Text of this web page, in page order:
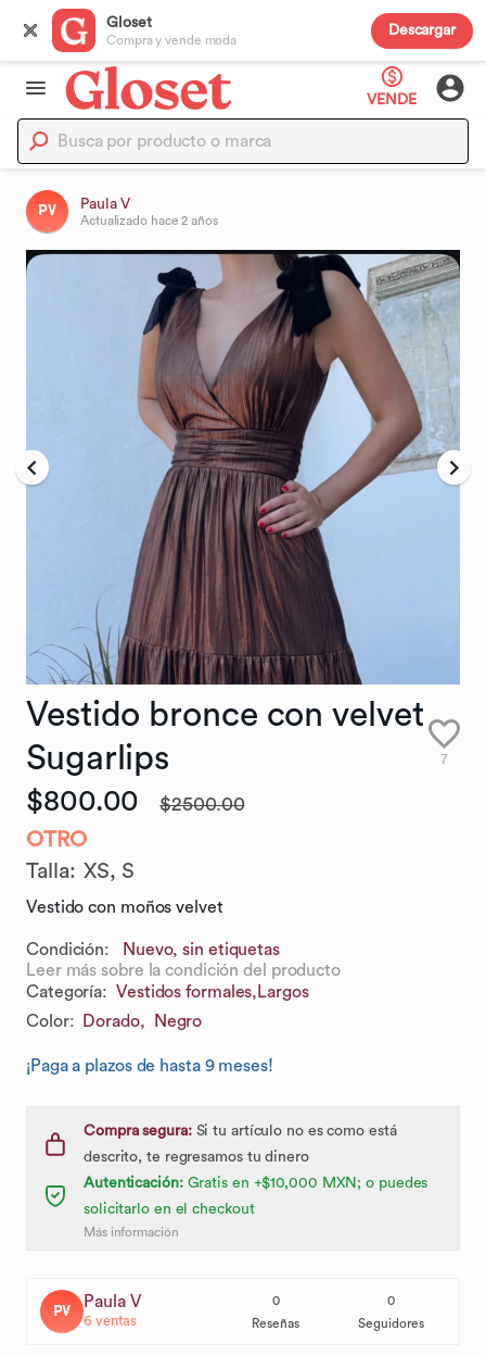
Gloset
Compra y vende moda
Descargar
VENDE
PV Paula V
Actualizado hace 2 años
Vestido bronce con velvet
Sugarlips
7
$800.00 $2500.00
OTRO
Talla: XS, S
Vestido con moños velvet
Condición:
Nuevo, sin etiquetas
Leer más sobre la condición del producto
Categoría: Vestidos formales, Largos
Color: Dorado, Negro
¡Paga a plazos de hasta 9 meses!
Compra segura:Si tu artículo no es como está
descrito, te regresamos tu dinero
Autenticación:Gratis en +$10,000 MXN; o puedes
solicitarlo en el checkout
Más información
PV Paula V
6 ventas
0
Reseñas
0
Seguidores